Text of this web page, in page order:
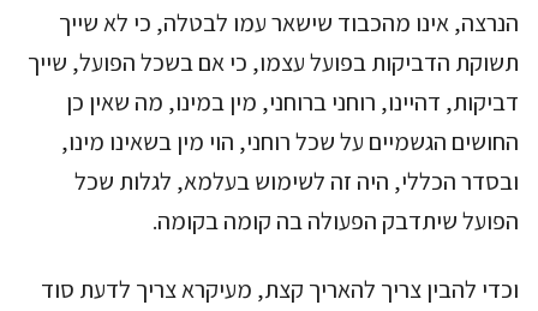
הנרצה, אינו מהכבוד שישאר עמו לבטלה, כי לא שייך
תשוקת הדביקות בפועל עצמו, כי אם בשכל הפועל, שייך
דביקות, דהיינו, רוחני ברוחני, מין במינו, מה שאין כן
החושים הגשמיים על שכל רוחני, הוי מין בשאינו מינו,
ובסדר הכללי, היה זה לשימוש בעלמא, לגלות שכל
הפועל שיתדבק הפעולה בה קומה בקומה.
וכדי להבין צריך להאריך קצת, מעיקרא צריך לדעת סוד